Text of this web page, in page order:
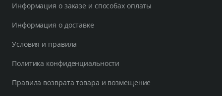
Информация о заказе и способах оплаты
Информация о доставке
Условия и правила
Политика конфиденциальности
Правила возврата товара и возмещение